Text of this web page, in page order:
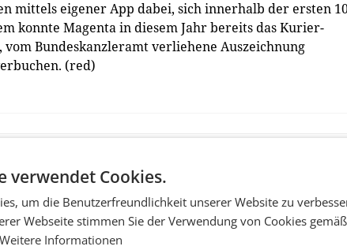
mittels eigener App dabei, sich innerhalb der ersten
konnte Magenta in diesem Jahr bereits das Kurier-
Bundeskanzleramt verliehene Auszeichnung
(red)
verwendet Cookies.
um die Benutzerfreundlichkeit unserer Website zu
Webseite stimmen Sie der Verwendung von Cookies
Weitere Informationen